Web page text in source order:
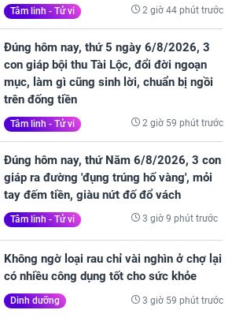
Tâm linh - Tử vi 2 giờ 44 phút trước
Đúng hôm nay, thứ 5 ngày 6/8/2026, 3
con giáp bội thu Tài Lộc, đổi đời ngoạn
mục, làm gì cũng sinh lời, chuẩn bị ngồi
trên đống tiền
Tâm linh - Tử vi 2 giờ 59 phút trước
Đúng hôm nay, thứ Năm 6/8/2026, 3 con
giáp ra đường 'đụng trúng hố vàng', mỏi
tay đếm tiền, giàu nứt đố đổ vách
Tâm linh - Tử vi 3 giờ 9 phút trước
Không ngờ loại rau chỉ vài nghìn ở chợ lại
có nhiều công dụng tốt cho sức khỏe
Dinh dưỡng 3 giờ 59 phút trước